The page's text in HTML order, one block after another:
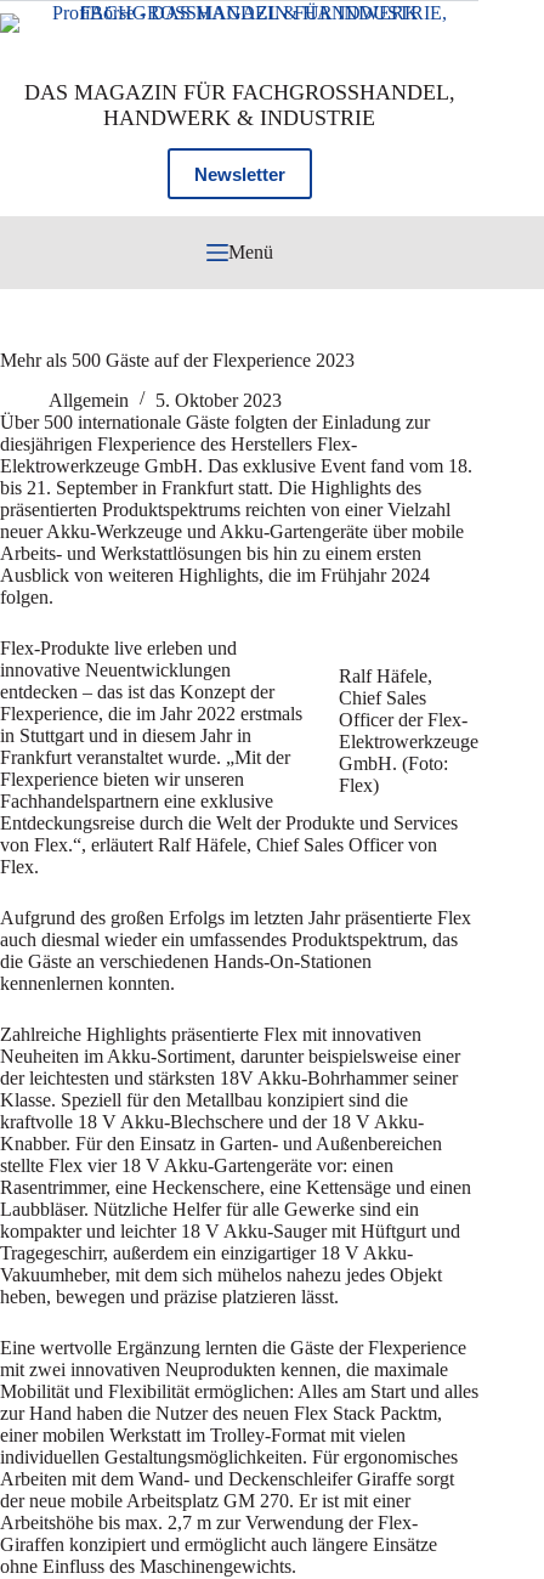
Zum
Inhalt
DAS MAGAZIN FÜR FACHGROSSHANDEL,
HANDWERK & INDUSTRIE
Newsletter
Menü
Mehr als 500 Gäste auf der Flexperience 2023
Allgemein
5. Oktober 2023
Über 500 internationale Gäste folgten der Einladung zur
diesjährigen Flexperience des Herstellers Flex-
Elektrowerkzeuge GmbH. Das exklusive Event fand vom 18.
bis 21. September in Frankfurt statt. Die Highlights des
präsentierten Produktspektrums reichten von einer Vielzahl
neuer Akku-Werkzeuge und Akku-Gartengeräte über mobile
Arbeits- und Werkstattlösungen bis hin zu einem ersten
Ausblick von weiteren Highlights, die im Frühjahr 2024
folgen.
Ralf Häfele,
Chief Sales
Officer der Flex-
Elektrowerkzeuge
GmbH. (Foto:
Flex)
Flex-Produkte live erleben und
innovative Neuentwicklungen
entdecken – das ist das Konzept der
Flexperience, die im Jahr 2022 erstmals
in Stuttgart und in diesem Jahr in
Frankfurt veranstaltet wurde. „Mit der
Flexperience bieten wir unseren
Fachhandelspartnern eine exklusive
Entdeckungsreise durch die Welt der Produkte und Services
von Flex.“, erläutert Ralf Häfele, Chief Sales Officer von
Flex.
Aufgrund des großen Erfolgs im letzten Jahr präsentierte Flex
auch diesmal wieder ein umfassendes Produktspektrum, das
die Gäste an verschiedenen Hands-On-Stationen
kennenlernen konnten.
Zahlreiche Highlights präsentierte Flex mit innovativen
Neuheiten im Akku-Sortiment, darunter beispielsweise einer
der leichtesten und stärksten 18V Akku-Bohrhammer seiner
Klasse. Speziell für den Metallbau konzipiert sind die
kraftvolle 18 V Akku-Blechschere und der 18 V Akku-
Knabber. Für den Einsatz in Garten- und Außenbereichen
stellte Flex vier 18 V Akku-Gartengeräte vor: einen
Rasentrimmer, eine Heckenschere, eine Kettensäge und einen
Laubbläser. Nützliche Helfer für alle Gewerke sind ein
kompakter und leichter 18 V Akku-Sauger mit Hüftgurt und
Tragegeschirr, außerdem ein einzigartiger 18 V Akku-
Vakuumheber, mit dem sich mühelos nahezu jedes Objekt
heben, bewegen und präzise platzieren lässt.
Eine wertvolle Ergänzung lernten die Gäste der Flexperience
mit zwei innovativen Neuprodukten kennen, die maximale
Mobilität und Flexibilität ermöglichen: Alles am Start und alles
zur Hand haben die Nutzer des neuen Flex Stack Packtm,
einer mobilen Werkstatt im Trolley-Format mit vielen
individuellen Gestaltungsmöglichkeiten. Für ergonomisches
Arbeiten mit dem Wand- und Deckenschleifer Giraffe sorgt
der neue mobile Arbeitsplatz GM 270. Er ist mit einer
Arbeitshöhe bis max. 2,7 m zur Verwendung der Flex-
Giraffen konzipiert und ermöglicht auch längere Einsätze
ohne Einfluss des Maschinengewichts.